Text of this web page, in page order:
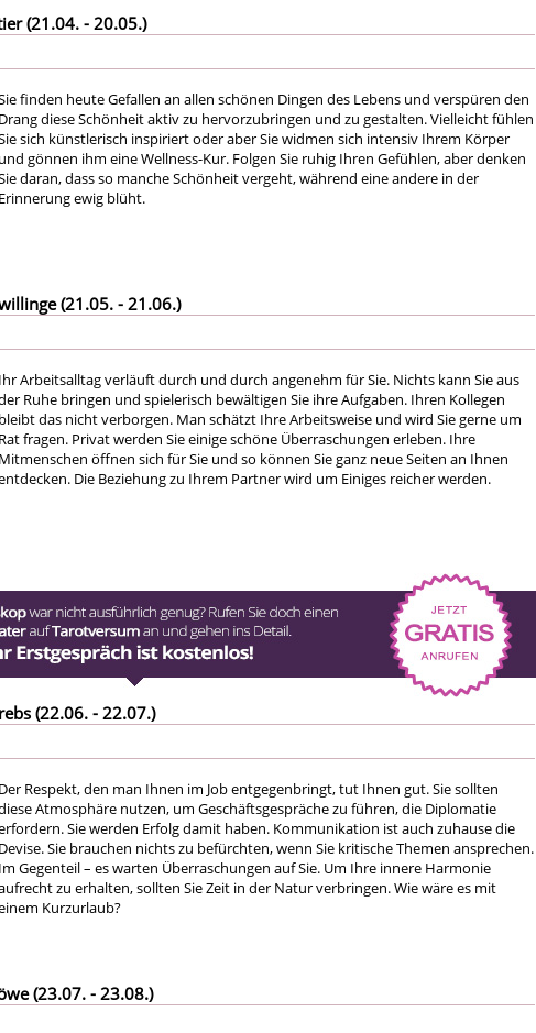
(21.04. - 20.05.)
finden heute Gefallen an allen schönen Dingen des Lebens und verspüren den
Drang diese Schönheit aktiv zu hervorzubringen und zu gestalten. Vielleicht fühlen
sich künstlerisch inspiriert oder aber Sie widmen sich intensiv Ihrem Körper
und gönnen ihm eine Wellness-Kur. Folgen Sie ruhig Ihren Gefühlen, aber denken
daran, dass so manche Schönheit vergeht, während eine andere in der
Erinnerung ewig blüht.
(21.05. - 21.06.)
Ihr Arbeitsalltag verläuft durch und durch angenehm für Sie. Nichts kann Sie aus
Ruhe bringen und spielerisch bewältigen Sie ihre Aufgaben. Ihren Kollegen
bleibt das nicht verborgen. Man schätzt Ihre Arbeitsweise und wird Sie gerne um
Rat fragen. Privat werden Sie einige schöne Überraschungen erleben. Ihre
Mitmenschen öffnen sich für Sie und so können Sie ganz neue Seiten an Ihnen
Die Beziehung zu Ihrem Partner wird um Einiges reicher werden.
(22.06. - 22.07.)
Der Respekt, den man Ihnen im Job entgegenbringt, tut Ihnen gut. Sie sollten
Atmosphäre nutzen, um Geschäftsgespräche zu führen, die Diplomatie
Sie werden Erfolg damit haben. Kommunikation ist auch zuhause die
Devise. Sie brauchen nichts zu befürchten, wenn Sie kritische Themen ansprechen.
Im Gegenteil – es warten Überraschungen auf Sie. Um Ihre innere Harmonie
zu erhalten, sollten Sie Zeit in der Natur verbringen. Wie wäre es mit
Kurzurlaub?
(23.07. - 23.08.)